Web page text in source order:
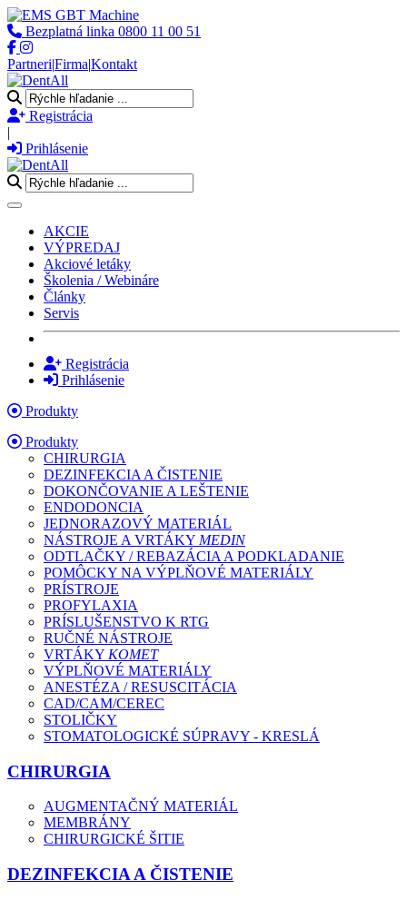
Bezplatná linka 0800 11 00 51
Partneri|Firma|Kontakt
Registrácia
|
Prihlásenie
Toggle navigation
AKCIE
VÝPREDAJ
Akciové letáky
Školenia / Webináre
Články
Servis
Registrácia
Prihlásenie
Produkty
Produkty
CHIRURGIA
DEZINFEKCIA A ČISTENIE
DOKONČOVANIE A LEŠTENIE
ENDODONCIA
JEDNORAZOVÝ MATERIÁL
NÁSTROJE A VRTÁKY MEDIN
ODTLAČKY / REBAZÁCIA A PODKLADANIE
POMÔCKY NA VÝPLŇOVÉ MATERIÁLY
PRÍSTROJE
PROFYLAXIA
PRÍSLUŠENSTVO K RTG
RUČNÉ NÁSTROJE
VRTÁKY KOMET
VÝPLŇOVÉ MATERIÁLY
ANESTÉZA / RESUSCITÁCIA
CAD/CAM/CEREC
STOLIČKY
STOMATOLOGICKÉ SÚPRAVY - KRESLÁ
CHIRURGIA
AUGMENTAČNÝ MATERIÁL
MEMBRÁNY
CHIRURGICKÉ ŠITIE
DEZINFEKCIA A ČISTENIE